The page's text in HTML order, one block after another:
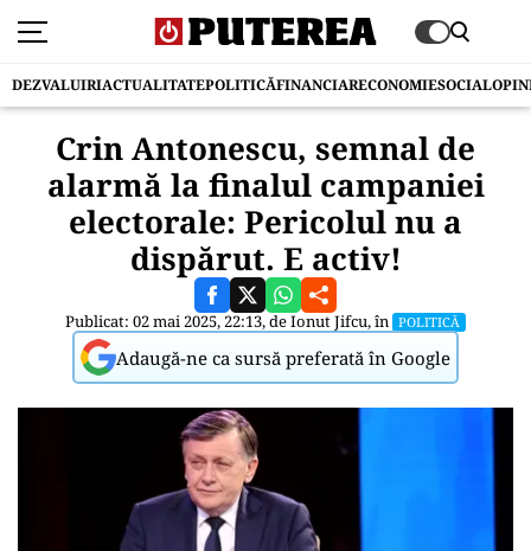
DEZVALUIRIACTUALITATEPOLITICĂFINANCIARECONOMIESOCIAL
Crin Antonescu, semnal de
alarmă la finalul campaniei
electorale: Pericolul nu a
dispărut. E activ!
Publicat: 02 mai 2025, 22:13, deIonut Jifcu, în POLITICĂ
Adaugă-ne ca sursă preferată în Google